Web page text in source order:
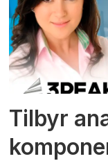
Tilbyr